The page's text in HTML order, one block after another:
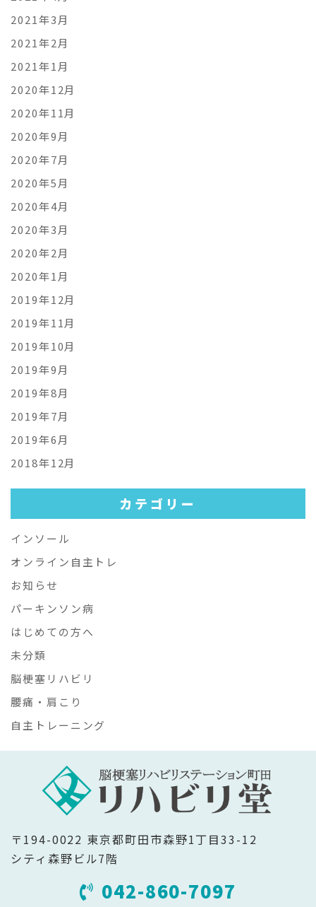
2021年3月
2021年2月
2021年1月
2020年12月
2020年11月
2020年9月
2020年7月
2020年5月
2020年4月
2020年3月
2020年2月
2020年1月
2019年12月
2019年11月
2019年10月
2019年9月
2019年8月
2019年7月
2019年6月
2018年12月
カテゴリー
インソール
オンライン自主トレ
お知らせ
パーキンソン病
はじめての方へ
未分類
脳梗塞リハビリ
腰痛・肩こり
自主トレーニング
〒194-0022 東京都町田市森野1丁目33-12
シティ森野ビル7階
042-860-7097